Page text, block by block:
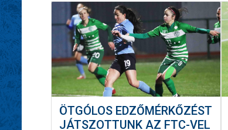
ÖTGÓLOS EDZŐMÉRKŐZÉST
JÁTSZOTTUNK AZ FTC-VEL